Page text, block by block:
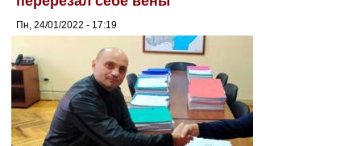
Пн, 24/01/2022 - 17:19